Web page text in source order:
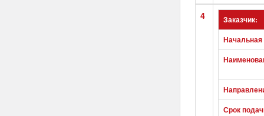
4
Заказчик:
Начальная
Срок